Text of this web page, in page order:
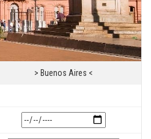
> Buenos Aires <